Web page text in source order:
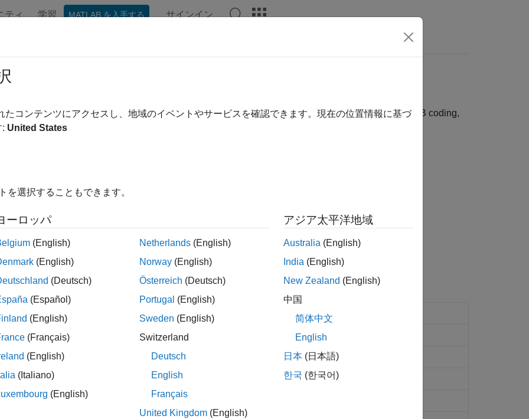
ティ 学習 MATLAB を入手する サインイン
Channel Subcomponents
block segmentation, convolutional and turbo coding, rate matching and recovery, TBS lookup, MIB coding,
code block desegmentation and segmentation.
convolutional and turbo encoding, decoding, rate matching, and rate matching recovery.
Cyclic redundancy check calculation and appending
Cyclic redundancy check decoding and removal
Code block desegmentation and CRC decoding
Code block segmentation and CRC attachment
Convolutional encoding
たコンテンツにアクセスし、地域のイベントやサービスを確認できます。現在の位置情報に基づ
: United States
を選択することもできます。
ーロッパ
(English)
(English)
(Deutsch)
(Español)
(English)
(Français)
(English)
(Italiano)
(English)
Netherlands (English)
Norway (English)
Österreich (Deutsch)
Portugal (English)
Sweden (English)
Switzerland
Deutsch
English
Français
United Kingdom (English)
アジア太平洋地域
Australia (English)
India (English)
New Zealand (English)
中国
简体中文
English
日本 (日本語)
한국 (한국어)